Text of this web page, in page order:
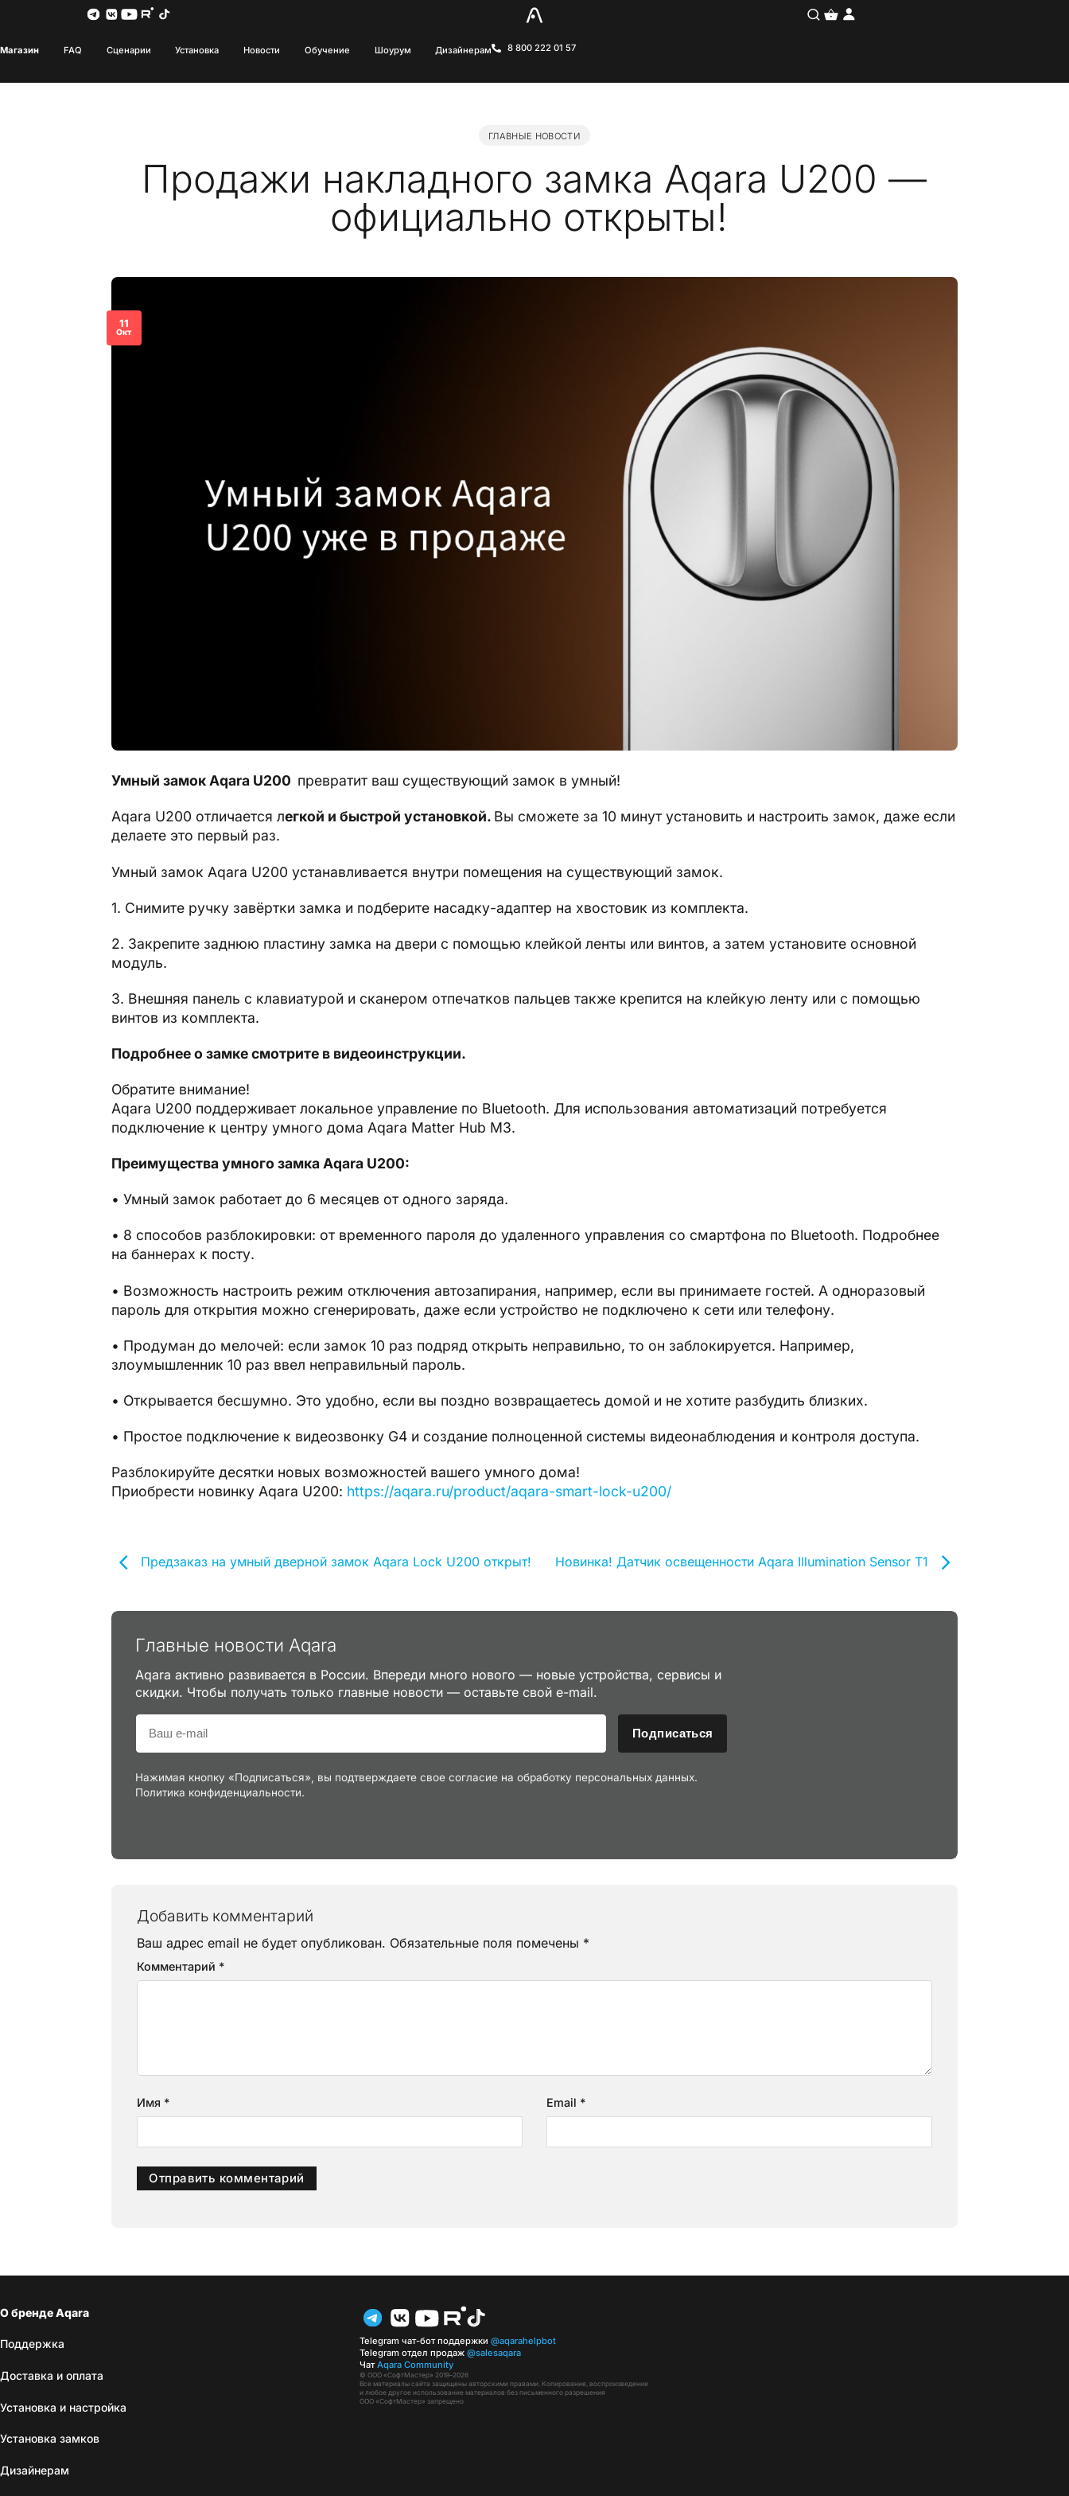
Магазин FAQ Сценарии Установка Новости Обучение Шоурум Дизайнерам 8 800 222 01 57
ГЛАВНЫЕ НОВОСТИ
Продажи накладного замка Aqara U200 —
официально открыты!
11
Окт
Умный замок Aqara U200 превратит ваш существующий замок в умный!
Aqara U200 отличается легкой и быстрой установкой. Вы сможете за 10 минут установить и настроить замок, даже если
делаете это первый раз.
Умный замок Aqara U200 устанавливается внутри помещения на существующий замок.
1. Снимите ручку завёртки замка и подберите насадку-адаптер на хвостовик из комплекта.
2. Закрепите заднюю пластину замка на двери с помощью клейкой ленты или винтов, а затем установите основной
модуль.
3. Внешняя панель с клавиатурой и сканером отпечатков пальцев также крепится на клейкую ленту или с помощью
винтов из комплекта.
Подробнее о замке смотрите в видеоинструкции.
Обратите внимание!
Aqara U200 поддерживает локальное управление по Bluetooth. Для использования автоматизаций потребуется
подключение к центру умного дома Aqara Matter Hub M3.
Преимущества умного замка Aqara U200:
• Умный замок работает до 6 месяцев от одного заряда.
• 8 способов разблокировки: от временного пароля до удаленного управления со смартфона по Bluetooth. Подробнее
на баннерах к посту.
• Возможность настроить режим отключения автозапирания, например, если вы принимаете гостей. А одноразовый
пароль для открытия можно сгенерировать, даже если устройство не подключено к сети или телефону.
• Продуман до мелочей: если замок 10 раз подряд открыть неправильно, то он заблокируется. Например,
злоумышленник 10 раз ввел неправильный пароль.
• Открывается бесшумно. Это удобно, если вы поздно возвращаетесь домой и не хотите разбудить близких.
• Простое подключение к видеозвонку G4 и создание полноценной системы видеонаблюдения и контроля доступа.
Разблокируйте десятки новых возможностей вашего умного дома!
Приобрести новинку Aqara U200: https://aqara.ru/product/aqara-smart-lock-u200/
Предзаказ на умный дверной замок Aqara Lock U200 открыт! Новинка! Датчик освещенности Aqara Illumination Sensor T1
Главные новости Aqara
Aqara активно развивается в России. Впереди много нового — новые устройства, сервисы и
скидки. Чтобы получать только главные новости — оставьте свой e-mail.
Подписаться
Нажимая кнопку «Подписаться», вы подтверждаете свое согласие на обработку персональных данных.
Политика конфиденциальности.
Добавить комментарий
Ваш адрес email не будет опубликован. Обязательные поля помечены *
Комментарий *
Имя * Email *
О бренде Aqara
Поддержка
Доставка и оплата
Установка и настройка
Установка замков
Дизайнерам
Telegram чат-бот поддержки @aqarahelpbot
Telegram отдел продаж@salesaqara
ЧатAqara Community
© ООО «СофтМастер» 2019–2026
Все материалы сайта защищены авторскими правами. Копирование, воспроизведение
и любое другое использование материалов без письменного разрешения
ООО «СофтМастер» запрещено